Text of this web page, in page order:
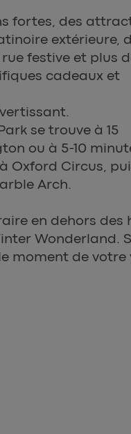
fortes, des
extérieure,
festive et plus
cadeaux et
se trouve à 15
ou à 5-10
Oxford Circus,
Arch.
en dehors des
Wonderland.
moment de votre